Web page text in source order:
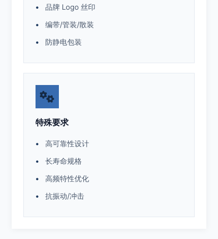
品牌 Logo 丝印
编带/管装/散装
防静电包装
特殊要求
高可靠性设计
长寿命规格
高频特性优化
抗振动/冲击